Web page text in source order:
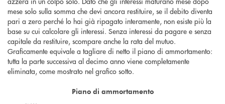
mese solo sulla somma che devi ancora restituire, se il debito diventa
pari a zero perché lo hai già ripagato interamente, non esiste più la
base su cui calcolare gli interessi. Senza interessi da pagare e senza
capitale da restituire, scompare anche la rata del mutuo.
Graficamente equivale a tagliare di netto il piano di ammortamento:
tutta la parte successiva al decimo anno viene completamente
eliminata, come mostrato nel grafico sotto.
Piano di ammortamento